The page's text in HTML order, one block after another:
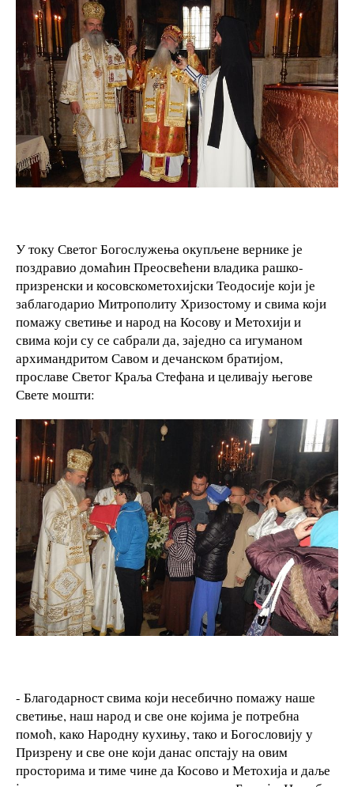
У току Светог Богослужења окупљене вернике је
поздравио домаћин Преосвећени владика рашко-
призренски и косовскометохијски Теодосије који је
заблагодарио Митрополиту Хризостому и свима који
помажу светиње и народ на Косову и Метохији и
свима који су се сабрали да, заједно са игуманом
архимандритом Савом и дечанском братијом,
прославе Светог Краља Стефана и целивају његове
Свете мошти:
- Благодарност свима који несебично помажу наше
светиње, наш народ и све оне којима је потребна
помоћ, како Народну кухињу, тако и Богословију у
Призрену и све оне који данас опстају на овим
просторима и тиме чине да Косово и Метохија и даље